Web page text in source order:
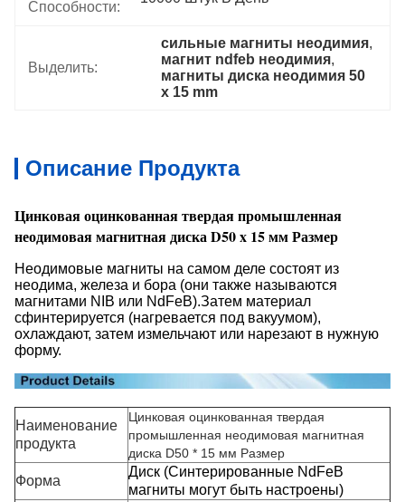
Способности:
Выделить:
сильные магниты неодимия
магнит ndfeb неодимия,
магниты диска неодимия 50
x 15 mm
Описание Продукта
Цинковая оцинкованная твердая промышленная
неодимовая магнитная диска D50 x 15 мм Размер
Неодимовые магниты на самом деле состоят из
неодима, железа и бора (они также называются
магнитами NIB или NdFeB).Затем материал
сфинтерируется (нагревается под вакуумом),
охлаждают, затем измельчают или нарезают в нужную
форму.
Наименование
продукта
Цинковая оцинкованная твердая
промышленная неодимовая магнитная
диска D50 * 15 мм Размер
Форма
Диск (Синтерированные NdFeB
магниты могут быть настроены)